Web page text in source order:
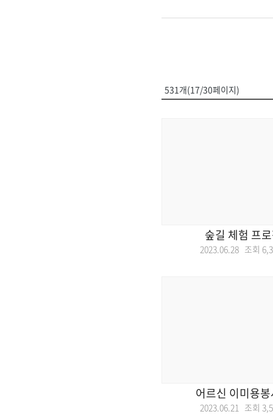
531개(17/30페이지)
숲길 체험 프
2023.06.28 조회
어르신 이미용
2023.06.21 조회